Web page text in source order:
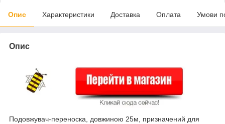
Опис Характеристики Доставка Оплата Умови
Опис
Подовжувач-переноска, довжиною 25м, призначений для